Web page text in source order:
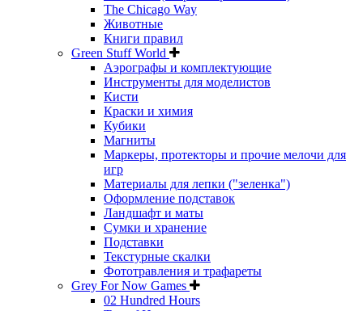
The Chicago Way
Животные
Книги правил
Green Stuff World
Аэрографы и комплектующие
Инструменты для моделистов
Кисти
Краски и химия
Кубики
Магниты
Маркеры, протекторы и прочие мелочи для
игр
Материалы для лепки ("зеленка")
Оформление подставок
Ландшафт и маты
Сумки и хранение
Подставки
Текстурные скалки
Фототравления и трафареты
Grey For Now Games
02 Hundred Hours